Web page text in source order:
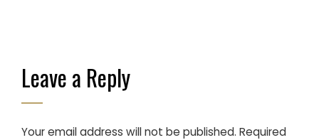
Leave a Reply
Your email address will not be published. Required